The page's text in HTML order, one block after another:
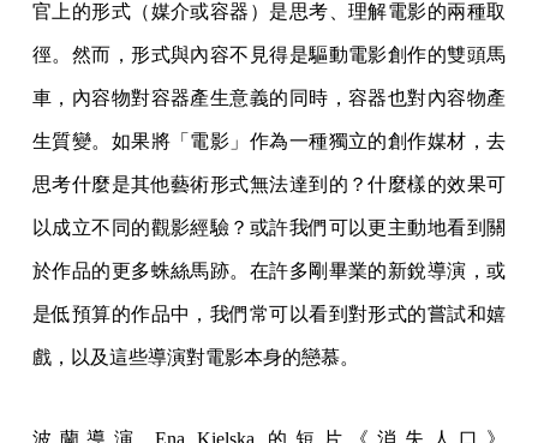
官上的形式（媒介或容器）是思考、理解電影的兩種取
徑。然而，形式與內容不見得是驅動電影創作的雙頭馬
車，內容物對容器產生意義的同時，容器也對內容物產
生質變。如果將「電影」作為一種獨立的創作媒材，去
思考什麼是其他藝術形式無法達到的？什麼樣的效果可
以成立不同的觀影經驗？或許我們可以更主動地看到關
於作品的更多蛛絲馬跡。在許多剛畢業的新銳導演，或
是低預算的作品中，我們常可以看到對形式的嘗試和嬉
戲，以及這些導演對電影本身的戀慕。